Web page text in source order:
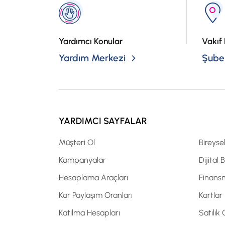
Yardımcı Konular
Yardım Merkezi
Vakıf
YARDIMCI SAYFALAR
Müşteri Ol
Kampanyalar
Hesaplama Araçları
Kar Paylaşım Oranları
Katılma Hesapları
Dijital
Kartlar